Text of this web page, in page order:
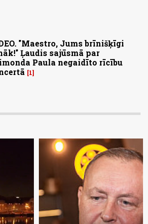
"Maestro, Jums brīnišķīgi
Ļaudis sajūsmā par
Paula negaidīto rīcību
1